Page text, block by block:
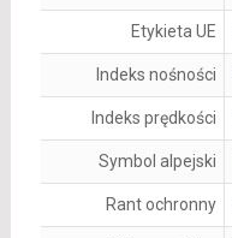
Etykieta UE
Indeks nośności
Indeks prędkości
Symbol alpejski
Rant ochronny